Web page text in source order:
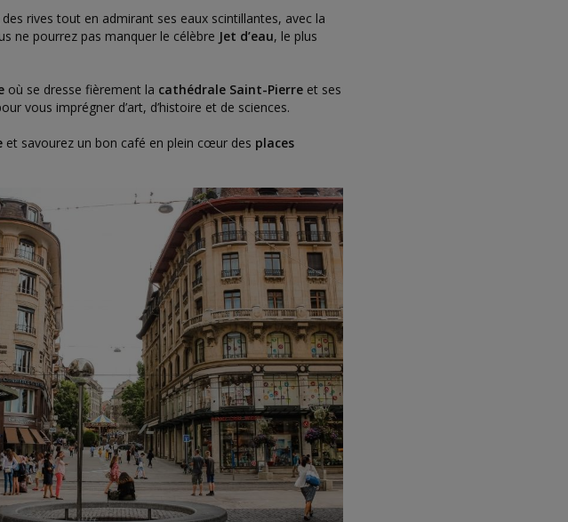
rives tout en admirant ses eaux scintillantes, avec la
ne pourrez pas manquer le célèbre Jet d’eau, le plus
où se dresse fièrement la cathédrale Saint-Pierre et ses
vous imprégner d’art, d’histoire et de sciences.
et savourez un bon café en plein cœur des places